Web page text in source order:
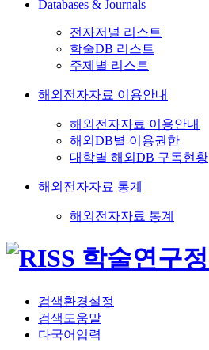
Databases & Journals
전자저널 리스트
학술DB 리스트
주제별 리스트
해외전자자료 이용안내
해외전자자료 이용안내
해외DB별 이용권한
대학별 해외DB 구독현황
해외전자자료 통계
해외전자자료 통계
검색환경설정
검색도움말
다국어입력